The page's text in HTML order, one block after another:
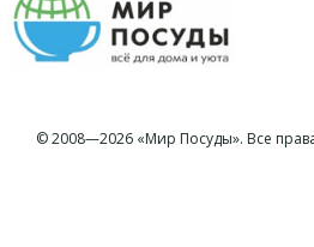
© 2008—2026 «Мир Посуды». Все